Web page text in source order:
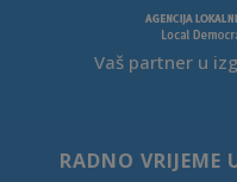
Vaš partner u
RADNO VRIJEME